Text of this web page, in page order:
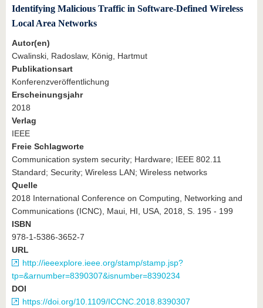
Identifying Malicious Traffic in Software-Defined Wireless
Local Area Networks
Autor(en)
Cwalinski, Radoslaw, König, Hartmut
Publikationsart
Konferenzveröffentlichung
Erscheinungsjahr
2018
Verlag
IEEE
Freie Schlagworte
Communication system security; Hardware; IEEE 802.11
Standard; Security; Wireless LAN; Wireless networks
Quelle
2018 International Conference on Computing, Networking and
Communications (ICNC), Maui, HI, USA, 2018, S. 195 - 199
ISBN
978-1-5386-3652-7
URL
http://ieeexplore.ieee.org/stamp/stamp.jsp?
tp=&arnumber=8390307&isnumber=8390234
DOI
https://doi.org/10.1109/ICCNC.2018.8390307